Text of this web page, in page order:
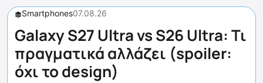
Smartphones07.08.26
Galaxy S27 Ultra vs S26 Ultra: Τι
πραγματικά αλλάζει (spoiler:
όχι το design)